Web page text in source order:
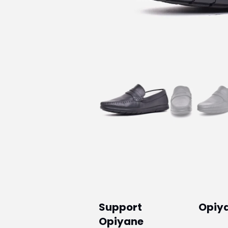
Support
Opiyane